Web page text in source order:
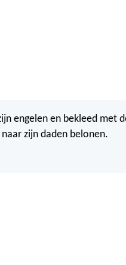
engelen en bekleed met
zijn daden belonen.